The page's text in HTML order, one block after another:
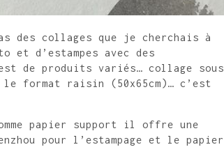
des collages que je cherchais à
et d’estampes avec des
de produits variés… collage sous
format raisin (50x65cm)… c’est
papier support il offre une
pour l’estampage et le papier